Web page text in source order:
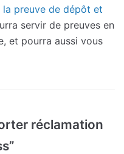
la preuve de dépôt et
servir de preuves en
et pourra aussi vous
réclamation